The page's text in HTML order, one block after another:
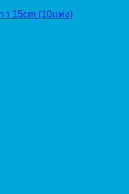
ว 15cm (10แท่ง)